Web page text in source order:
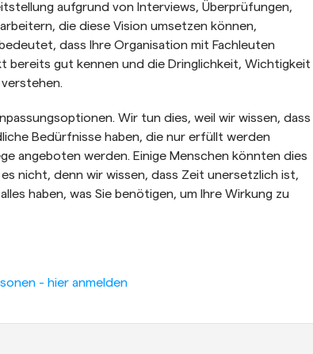
aufgrund von Interviews, Überprüfungen,
die diese Vision umsetzen können,
dass Ihre Organisation mit Fachleuten
bereits gut kennen und die Dringlichkeit, Wichtigkeit
Wir tun dies, weil wir wissen, dass
Bedürfnisse haben, die nur erfüllt werden
angeboten werden. Einige Menschen könnten dies
nicht, denn wir wissen, dass Zeit unersetzlich ist,
haben, was Sie benötigen, um Ihre Wirkung zu
- hier anmelden